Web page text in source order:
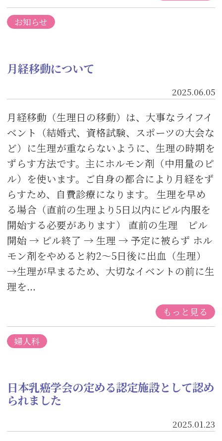
お知らせ
月経移動について
2025.06.05
月経移動（生理日の移動）は、大事なライフイ
ベント（結婚式、資格試験、スポーツの大会な
ど）に生理が重ならないように、生理の時期を
ずらす方法です。主にホルモン剤（中用量のピ
ル）を使います。ご自身の都合により月経をず
らすため、自費診療になります。 生理を早め
る場合（直前の生理より5日以内にピル内服を
開始する必要があります） 直前の生理 ピル
開始 → ピル終了 → 生理 → 予定に被らず ホル
モン剤をやめると約2〜5日後に出血（生理）
→生理が早まるため、大切なイベントの前に生
理を...
もっと見る
婦人科
日本乳癌学会の定める認定施設として認め
られました
2025.01.23